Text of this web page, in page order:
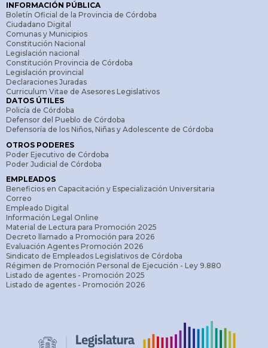
INFORMACIÓN PÚBLICA
Boletín Oficial de la Provincia de Córdoba
Ciudadano Digital
Comunas y Municipios
Constitución Nacional
Legislación nacional
Constitución Provincia de Córdoba
Legislación provincial
Declaraciones Juradas
Curriculum Vitae de Asesores Legislativos
DATOS ÚTILES
Policía de Córdoba
Defensor del Pueblo de Córdoba
Defensoría de los Niños, Niñas y Adolescente de Córdoba
OTROS PODERES
Poder Ejecutivo de Córdoba
Poder Judicial de Córdoba
EMPLEADOS
Beneficios en Capacitación y Especialización Universitaria
Correo
Empleado Digital
Información Legal Online
Material de Lectura para Promoción 2025
Decreto llamado a Promoción para 2026
Evaluación Agentes Promoción 2026
Sindicato de Empleados Legislativos de Córdoba
Régimen de Promoción Personal de Ejecución - Ley 9.880
Listado de agentes - Promoción 2025
Listado de agentes - Promoción 2026